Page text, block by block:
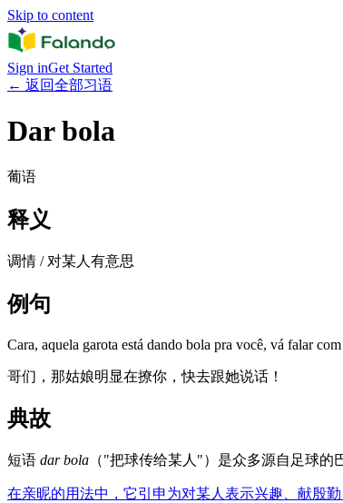
Skip to content
Sign inGet Started
← 返回全部习语
Dar bola
葡语
释义
调情 / 对某人有意思
例句
Cara, aquela garota está dando bola pra você, vá falar
哥们，那姑娘明显在撩你，快去跟她说话！
典故
短语 dar bola （"把球传给某人"）是众多源自足球
在亲昵的用法中，它引申为对某人表示兴趣、献殷